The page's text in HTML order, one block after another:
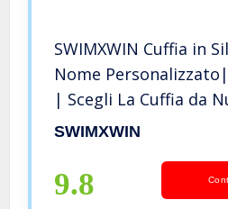
SWIMXWIN Cuffia in
Nome
| Scegli La Cuffia da
Nome | Grande
Leonardo
SWIMXWIN
9.8